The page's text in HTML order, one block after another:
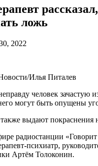
ложь
2022
Илья Питалев
человек зачастую
могут быть опущены
выдают покраснения
радиостанции «Говорит
психиатр,
Артём Толоконин.